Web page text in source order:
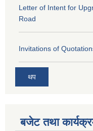
Letter of Intent for
Road
Invitations of
थप
बजेट तथा